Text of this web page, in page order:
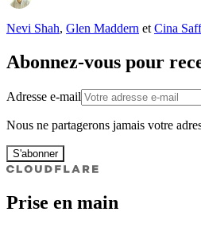
Nevi Shah, Glen Maddern et Cina
Abonnez-vous pour
Adresse e-mail
Nous ne partagerons jamais votre
S'abonner
Prise en main